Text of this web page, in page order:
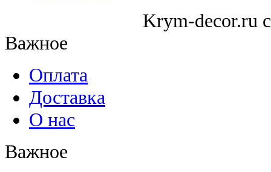
Krym-decor.ru
Важное
Оплата
Доставка
О нас
Важное